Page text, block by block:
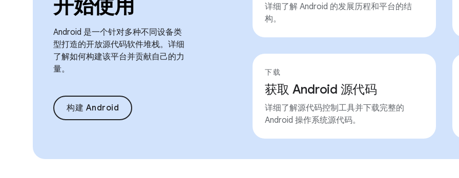
开始使用
Android 是一个针对多种不同设备类
型打造的开放源代码软件堆栈。详细
了解如何构建该平台并贡献自己的力
量。
构建 Android
详细了解 Android 的发展历程和平台的结
构。
下载
获取 Android 源代码
详细了解源代码控制工具并下载完整的
Android 操作系统源代码。